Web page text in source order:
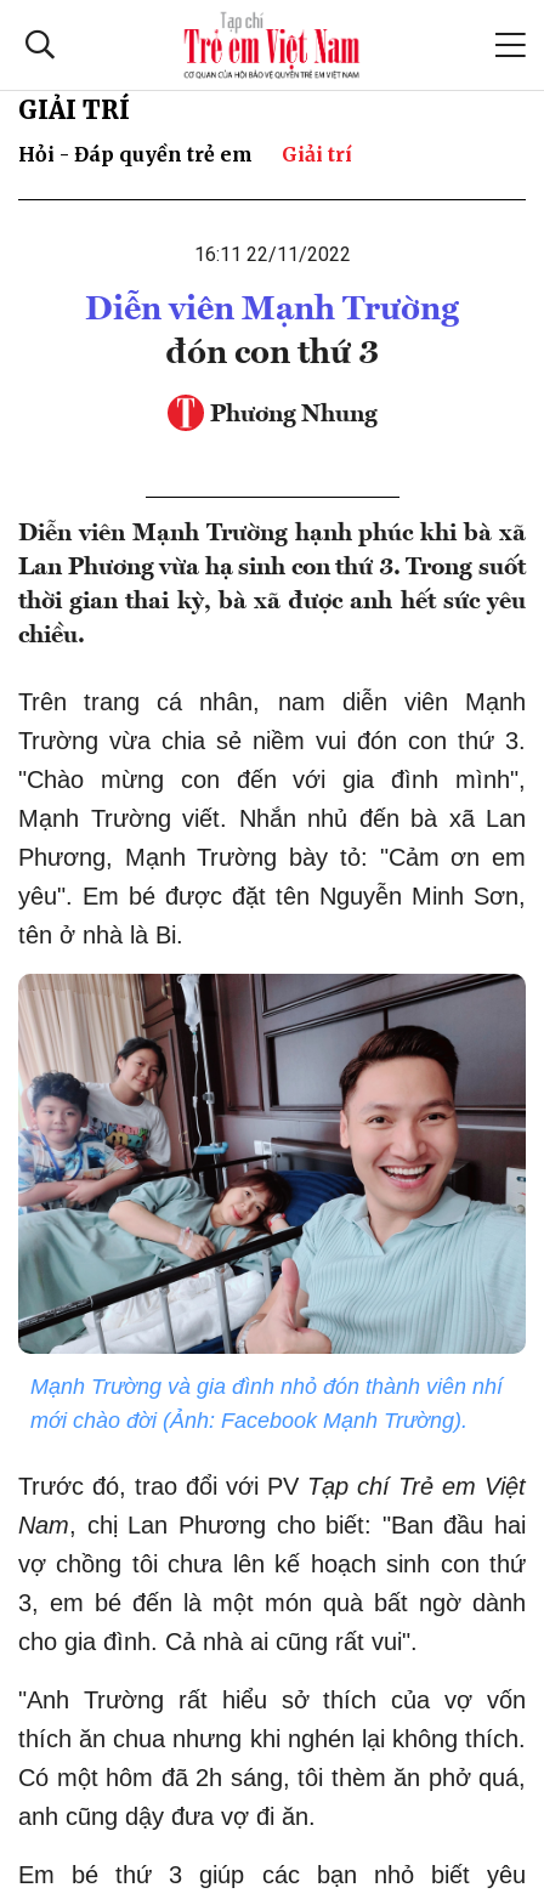
GIẢI TRÍ
Hỏi - Đáp quyền trẻ em Giải trí
16:11 22/11/2022
Diễn viên Mạnh Trường
đón con thứ 3
Phương Nhung
Diễn viên Mạnh Trường hạnh phúc khi bà xã
Lan Phương vừa hạ sinh con thứ 3. Trong suốt
thời gian thai kỳ, bà xã được anh hết sức yêu
chiều.
Trên trang cá nhân, nam diễn viên Mạnh
Trường vừa chia sẻ niềm vui đón con thứ 3.
"Chào mừng con đến với gia đình mình",
Mạnh Trường viết. Nhắn nhủ đến bà xã Lan
Phương, Mạnh Trường bày tỏ: "Cảm ơn em
yêu". Em bé được đặt tên Nguyễn Minh Sơn,
tên ở nhà là Bi.
Mạnh Trường và gia đình nhỏ đón thành viên nhí
mới chào đời (Ảnh: Facebook Mạnh Trường).
Trước đó, trao đổi với PV Tạp chí Trẻ em Việt
Nam, chị Lan Phương cho biết: "Ban đầu hai
vợ chồng tôi chưa lên kế hoạch sinh con thứ
3, em bé đến là một món quà bất ngờ dành
cho gia đình. Cả nhà ai cũng rất vui".
"Anh Trường rất hiểu sở thích của vợ vốn
thích ăn chua nhưng khi nghén lại không thích.
Có một hôm đã 2h sáng, tôi thèm ăn phở quá,
anh cũng dậy đưa vợ đi ăn.
Em bé thứ 3 giúp các bạn nhỏ biết yêu